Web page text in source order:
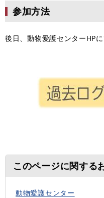
参加方法
後日、動物愛護センターHPに
このページに関する
動物愛護センター